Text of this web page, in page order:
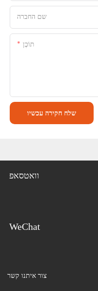
שם החברה
תוֹכֶן
שלח חקירה עכשיו
וואטסאפ
WeChat
צור איתנו קשר